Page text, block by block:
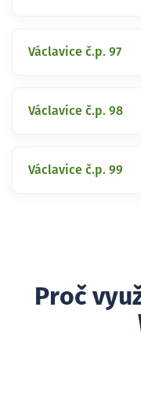
Václavice č.p. 97
Václavice č.p. 98
Václavice č.p. 99
Proč